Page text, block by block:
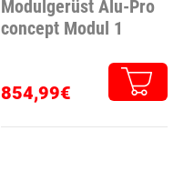
Modulgerüst Alu-Pro
concept Modul 1
854,99€